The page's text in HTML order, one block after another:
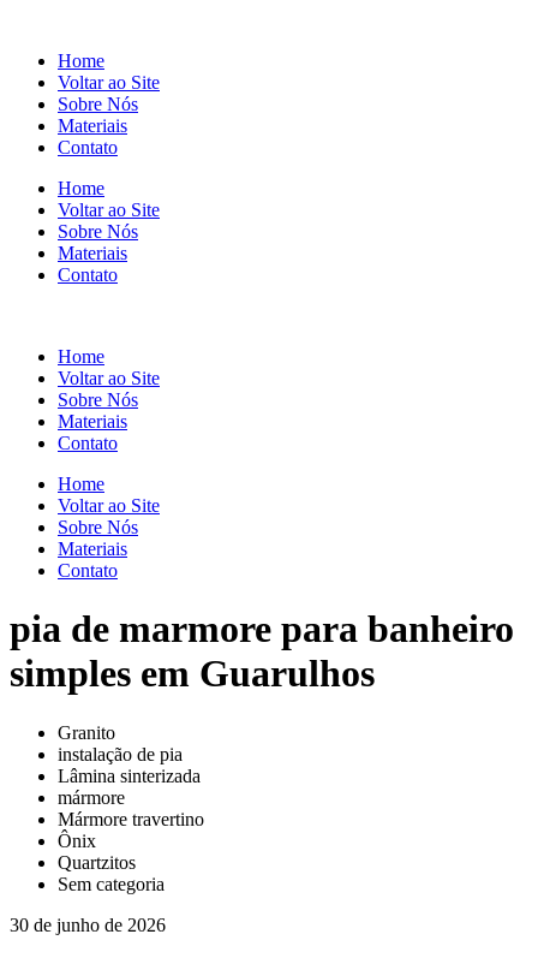
Home
Voltar ao Site
Sobre Nós
Materiais
Contato
Home
Voltar ao Site
Sobre Nós
Materiais
Contato
Home
Voltar ao Site
Sobre Nós
Materiais
Contato
Home
Voltar ao Site
Sobre Nós
Materiais
Contato
pia de marmore para banheiro
simples em Guarulhos
Granito
instalação de pia
Lâmina sinterizada
mármore
Mármore travertino
Ônix
Quartzitos
Sem categoria
30 de junho de 2026